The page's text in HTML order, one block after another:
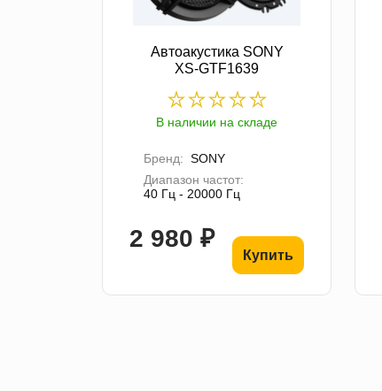
Автоакустика SONY
XS-GTF1639
В наличии на складе
Бренд: SONY
Диапазон частот:
40 Гц - 20000 Гц
2 980 ₽
Купить